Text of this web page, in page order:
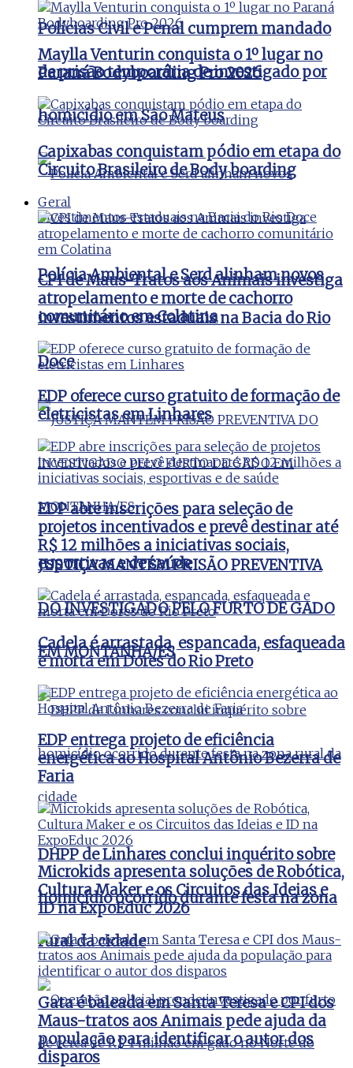
Polícias Civil e Penal cumprem mandado
de prisão temporária de investigado por
homicídio em São Mateus
Polícia Ambiental e Serd alinham novos
investimentos estaduais na Bacia do Rio
Doce
JUSTIÇA MANTÉM PRISÃO PREVENTIVA
DO INVESTIGADO PELO FURTO DE GADO
EM MONTANHA/ES
DHPP de Linhares conclui inquérito sobre
homicídio ocorrido durante festa na zona
rural da cidade
Maylla Venturin conquista o 1º lugar no
Paraná Bodyboarding Pro 2026
Capixabas conquistam pódio em etapa do
Circuito Brasileiro de Body boarding
Geral
CPI de Maus-Tratos aos Animais investiga
atropelamento e morte de cachorro
comunitário em Colatina
EDP oferece curso gratuito de formação de
eletricistas em Linhares
EDP abre inscrições para seleção de
projetos incentivados e prevê destinar até
R$ 12 milhões a iniciativas sociais,
esportivas e de saúde
Cadela é arrastada, espancada, esfaqueada
e morta em Dores do Rio Preto
EDP entrega projeto de eficiência
energética ao Hospital Antônio Bezerra de
Faria
Microkids apresenta soluções de Robótica,
Cultura Maker e os Circuitos das Ideias e
ID na ExpoEduc 2026
Gata é baleada em Santa Teresa e CPI dos
Maus-tratos aos Animais pede ajuda da
população para identificar o autor dos
disparos